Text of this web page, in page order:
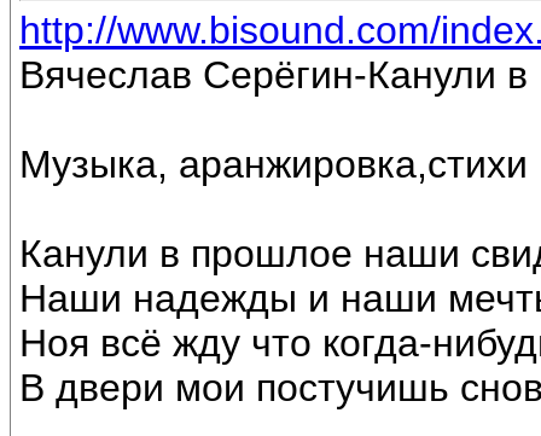
http://www.bisound.com/
Вячеслав Серёгин-Канули
Музыка,
Канули в прошлое наши
Наши надежды и наши
Ноя всё жду что когда-
В двери мои постучишь